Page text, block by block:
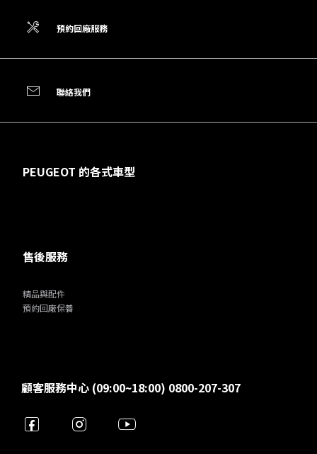
預約回廠服務
聯絡我們
PEUGEOT 的各式車型
售後服務
精品與配件
預約回廠保養
顧客服務中心 (09:00~18:00) 0800-207-307